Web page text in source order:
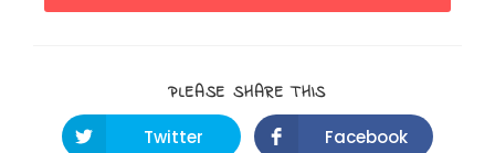
PLEASE SHARE THIS
Twitter
Facebook